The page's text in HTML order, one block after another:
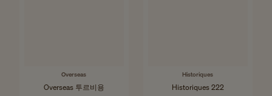
Overseas
Overseas 투르비용
Historiques
Historiques 222